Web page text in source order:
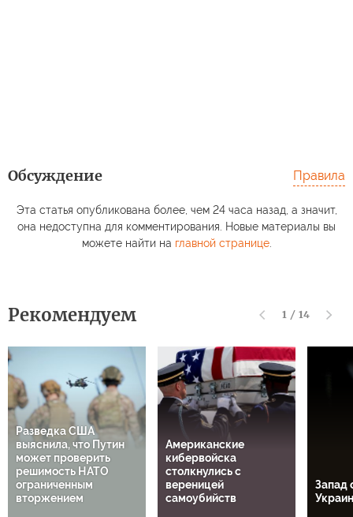
Обсуждение Правила
Эта статья опубликована более, чем 24 часа назад, а значит,
она недоступна для комментирования. Новые материалы вы
можете найти на главной странице.
Рекомендуем 1 / 14
Разведка США
выяснила, что Путин
может проверить
решимость НАТО
ограниченным
вторжением
Американские
кибервойска
столкнулись с
вереницей
самоубийств
Запад